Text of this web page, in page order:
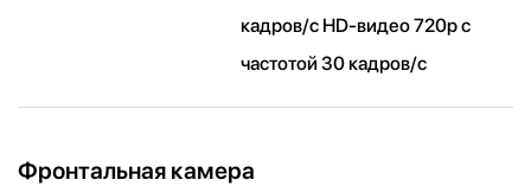
кадров/ с HD-видео 720p с
частотой 30 кадров/ с
Фронтальная камера